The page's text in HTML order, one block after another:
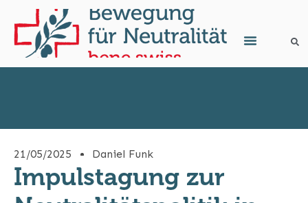
21/05/2025 Daniel Funk
Impulstagung zur